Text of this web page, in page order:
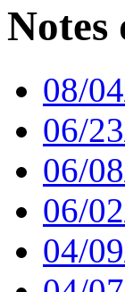
Notes
08/
06/
06/
06/
04/